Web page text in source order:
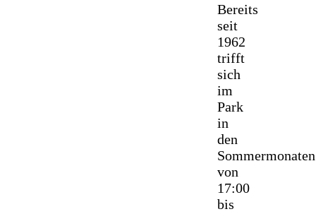
Bereits
seit
1962
trifft
sich
im
Park
in
den
Sommermonaten
von
17:00
bis